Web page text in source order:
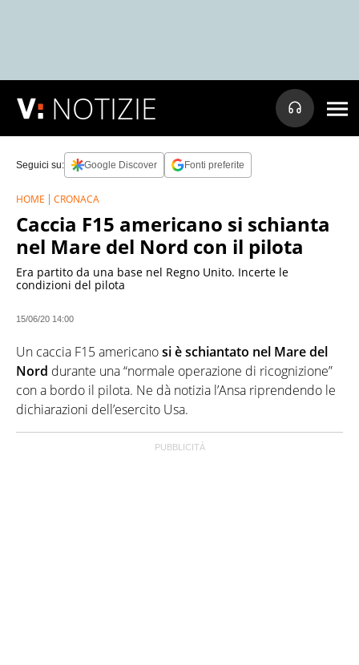
NOTIZIE
Seguici su: Google Discover Fonti preferite
HOME CRONACA
Caccia F15 americano si schianta
nel Mare del Nord con il pilota
Era partito da una base nel Regno Unito. Incerte le
condizioni del pilota
15/06/20 14:00
Un caccia F15 americanosi è schiantato nel Mare del
Nord durante una “normale operazione di ricognizione”
con a bordo il pilota. Ne dà notizia l’Ansa riprendendo le
dichiarazioni dell’esercito Usa.